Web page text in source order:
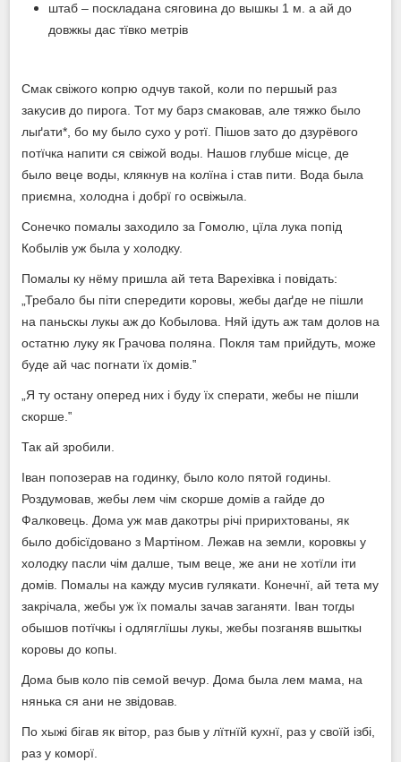
штаб – поскладана сяговина до вышкы 1 м. а ай до
довжкы дас тївко метрів
Смак свіжого копрю одчув такой, коли по першый раз
закусив до пирога. Тот му барз смаковав, але тяжко было
лыґати*, бо му было сухо у ротї. Пішов зато до дзурёвого
потїчка напити ся свіжой воды. Нашов глубше місце, де
было веце воды, клякнув на колїна і став пити. Вода была
приємна, холодна і добрї го освіжыла.
Сонечко помалы заходило за Гомолю, цїла лука попід
Кобылів уж была у холодку.
Помалы ку нёму пришла ай тета Варехівка і повідать:
„Требало бы піти спередити коровы, жебы даґде не пішли
на паньскы лукы аж до Кобылова. Няй ідуть аж там долов на
остатню луку як Грачова поляна. Покля там прийдуть, може
буде ай час погнати їх домів.‟
„Я ту остану оперед них і буду їх сперати, жебы не пішли
скорше.‟
Так ай зробили.
Іван попозерав на годинку, было коло пятой годины.
Роздумовав, жебы лем чім скорше домів а гайде до
Фалковець. Дома уж мав дакотры річі пририхтованы, як
было добісїдовано з Мартіном. Лежав на земли, коровкы у
холодку пасли чім далше, тым веце, же ани не хотїли іти
домів. Помалы на кажду мусив гулякати. Конечнї, ай тета му
закрічала, жебы уж їх помалы зачав заганяти. Іван тогды
обышов потїчкы і одляглїшы лукы, жебы позганяв вшыткы
коровы до копы.
Дома быв коло пів семой вечур. Дома была лем мама, на
нянька ся ани не звідовав.
По хыжі бігав як вітор, раз быв у лїтнїй кухнї, раз у своїй ізбі,
раз у коморї.